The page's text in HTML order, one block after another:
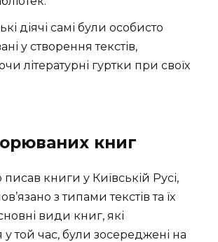
діячі самі були особисто
у створення текстів,
літературні гуртки при своїх
книг
писав книги у Київській Русі,
з типами текстів та їх
види книг, які
той час, були зосереджені на